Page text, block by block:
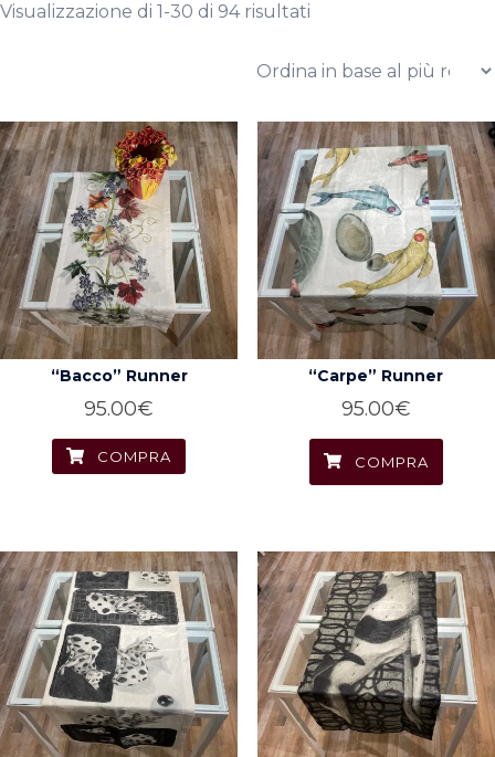
Visualizzazione di 1-30 di 94 risultati
base
più
recente
“Bacco” Runner
95.00€
COMPRA
“Carpe” Runner
95.00€
COMPRA